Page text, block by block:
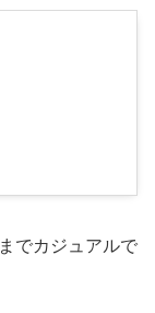
でカジュアルで